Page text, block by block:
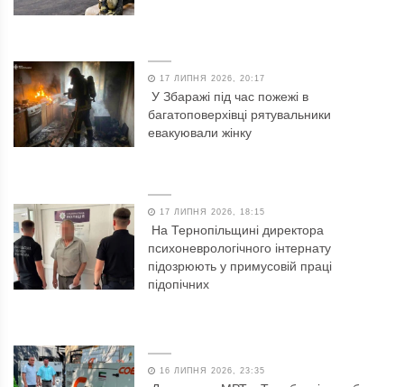
17 ЛИПНЯ 2026, 20:17
У Збаражі під час пожежі в
багатоповерхівці рятувальники
евакуювали жінку
17 ЛИПНЯ 2026, 18:15
На Тернопільщині директора
психоневрологічного інтернату
підозрюють у примусовій праці
підопічних
16 ЛИПНЯ 2026, 23:35